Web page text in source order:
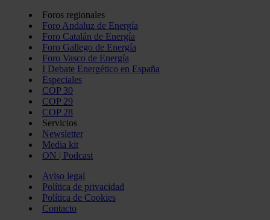
Foros regionales
Foro Andaluz de Energía
Foro Catalán de Energía
Foro Gallego de Energía
Foro Vasco de Energía
I Debate Energético en España
Especiales
COP 30
COP 29
COP 28
Servicios
Newsletter
Media kit
ON | Podcast
Aviso legal
Política de privacidad
Política de Cookies
Contacto